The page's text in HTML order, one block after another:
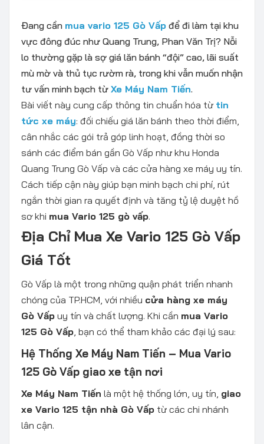
Đang cần mua vario 125 Gò Vấp để đi làm tại khu
vực đông đúc như Quang Trung, Phan Văn Trị? Nỗi
lo thường gặp là sợ giá lăn bánh “đội” cao, lãi suất
mù mờ và thủ tục rườm rà, trong khi vẫn muốn nhận
tư vấn minh bạch từ Xe Máy Nam Tiến.
Bài viết này cung cấp thông tin chuẩn hóa từ tin
tức xe máy: đối chiếu giá lăn bánh theo thời điểm,
cân nhắc các gói trả góp linh hoạt, đồng thời so
sánh các điểm bán gần Gò Vấp như khu Honda
Quang Trung Gò Vấp và các cửa hàng xe máy uy tín.
Cách tiếp cận này giúp bạn minh bạch chi phí, rút
ngắn thời gian ra quyết định và tăng tỷ lệ duyệt hồ
sơ khi mua Vario 125 gò vấp.
Địa Chỉ Mua Xe Vario 125 Gò Vấp
Giá Tốt
Gò Vấp là một trong những quận phát triển nhanh
chóng của TP.HCM, với nhiều cửa hàng xe máy
Gò Vấp uy tín và chất lượng. Khi cần mua Vario
125 Gò Vấp, bạn có thể tham khảo các đại lý sau:
Hệ Thống Xe Máy Nam Tiến – Mua Vario
125 Gò Vấp giao xe tận nơi
Xe Máy Nam Tiến là một hệ thống lớn, uy tín, giao
xe Vario 125 tận nhà Gò Vấp từ các chi nhánh
lân cận.